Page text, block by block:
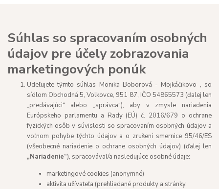
Súhlas so spracovaním osobných
údajov pre účely zobrazovania
marketingových ponúk
Udeľujete týmto súhlas Monika Boborová - Mojkáčikovo , so
sídlom Obchodná 5, Volkovce, 951 87, IČO 54865573 (ďalej len
„predávajúci“ alebo „správca“), aby v zmysle nariadenia
Európskeho parlamentu a Rady (EÚ) č. 2016/679 o ochrane
fyzických osôb v súvislosti so spracovaním osobných údajov a
voľnom pohybe týchto údajov a o zrušení smernice 95/46/ES
(všeobecné nariadenie o ochrane osobných údajov) (ďalej len
„Nariadenie“), spracovával/a nasledujúce osobné údaje:
marketingové cookies (anonymné)
aktivita užívateľa (prehliadané produkty a stránky,